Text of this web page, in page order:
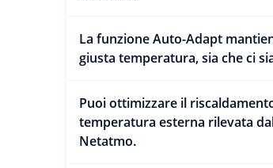
La funzione Auto-Adapt
giusta temperatura, sia che ci
Puoi ottimizzare il
temperatura esterna rilevata
Netatmo.